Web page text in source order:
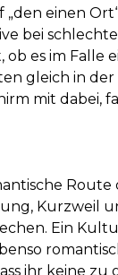
einen
bei
es im Falle
gleich in der
mit dabei,
Route
Kurzweil
Ein
ihr keine